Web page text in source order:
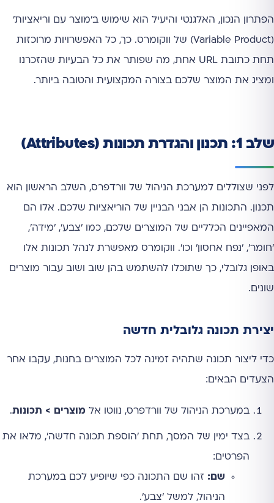
הפתרון הנכון, האלגנטי והיעיל הוא שימוש ב'מוצר עם וריאציות'
(Variable Product) של ווקומרס. כך, כל האפשרויות מרוכזות
תחת כתובת URL אחת, מה שפותר את כל הבעיות שהזכרנו
ומציג את המוצר שלכם בצורה המקצועית והטובה ביותר.
שלב 1: תכנון והגדרת תכונות (Attributes)
לפני שצוללים למערכת הניהול של וורדפרס, השלב הראשון הוא
תכנון. התכונות הן אבני הבניין של הוריאציות שלכם. אלו הם
המאפיינים הכלליים של המוצרים שלכם, כמו 'צבע', 'מידה',
'חומר', 'נפח אחסון' וכו'. ווקומרס מאפשרת לנהל תכונות אלו
באופן גלובלי, כך שתוכלו להשתמש בהן שוב ושוב עבור מוצרים
שונים.
יצירת תכונה גלובלית חדשה
כדי ליצור תכונה שתהיה זמינה לכל המוצרים בחנות, עקבו אחר
הצעדים הבאים:
במערכת הניהול של וורדפרס, נווטו אל מוצרים > תכונות.
בצד ימין של המסך, תחת 'הוספת תכונה חדשה', מלאו את
הפרטים:
שם: זהו שם התכונה כפי שיופיע לכם במערכת
הניהול, למשל 'צבע'.